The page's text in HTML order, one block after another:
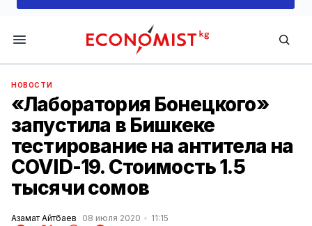
Economist.kg
НОВОСТИ
«Лаборатория Бонецкого»
запустила в Бишкеке
тестирование на антитела на
COVID-19. Стоимость 1.5
тысячи сомов
Азамат Айтбаев 08 июля 2020 11:15